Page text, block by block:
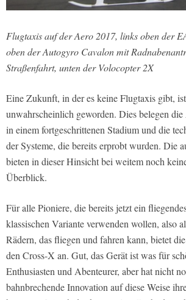
Flugtaxis auf der Aero 2017, links oben der
oben der Autogyro Cavalon mit
Straßenfahrt, unten der Volocopter 2X
Eine Zukunft, in der es keine Flugtaxis gibt,
unwahrscheinlich geworden. Dies belegen
in einem fortgeschrittenen Stadium und die
der Systeme, die bereits erprobt wurden. Die
bieten in dieser Hinsicht bei weitem noch
Überblick.
Für alle Pioniere, die bereits jetzt ein
klassischen Variante verwenden wollen, also
Rädern, das fliegen und fahren kann, bietet
den Cross-X an. Gut, das Gerät ist was für
Enthusiasten und Abenteurer, aber hat nicht
bahnbrechende Innovation auf diese Weise